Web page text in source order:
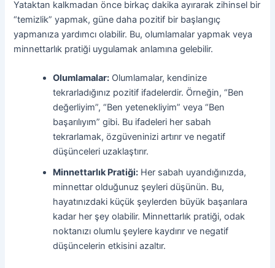
Yataktan kalkmadan önce birkaç dakika ayırarak zihinsel bir
“temizlik” yapmak, güne daha pozitif bir başlangıç
yapmanıza yardımcı olabilir. Bu, olumlamalar yapmak veya
minnettarlık pratiği uygulamak anlamına gelebilir.
Olumlamalar: Olumlamalar, kendinize
tekrarladığınız pozitif ifadelerdir. Örneğin, “Ben
değerliyim”, “Ben yetenekliyim” veya “Ben
başarılıyım” gibi. Bu ifadeleri her sabah
tekrarlamak, özgüveninizi artırır ve negatif
düşünceleri uzaklaştırır.
Minnettarlık Pratiği: Her sabah uyandığınızda,
minnettar olduğunuz şeyleri düşünün. Bu,
hayatınızdaki küçük şeylerden büyük başarılara
kadar her şey olabilir. Minnettarlık pratiği, odak
noktanızı olumlu şeylere kaydırır ve negatif
düşüncelerin etkisini azaltır.